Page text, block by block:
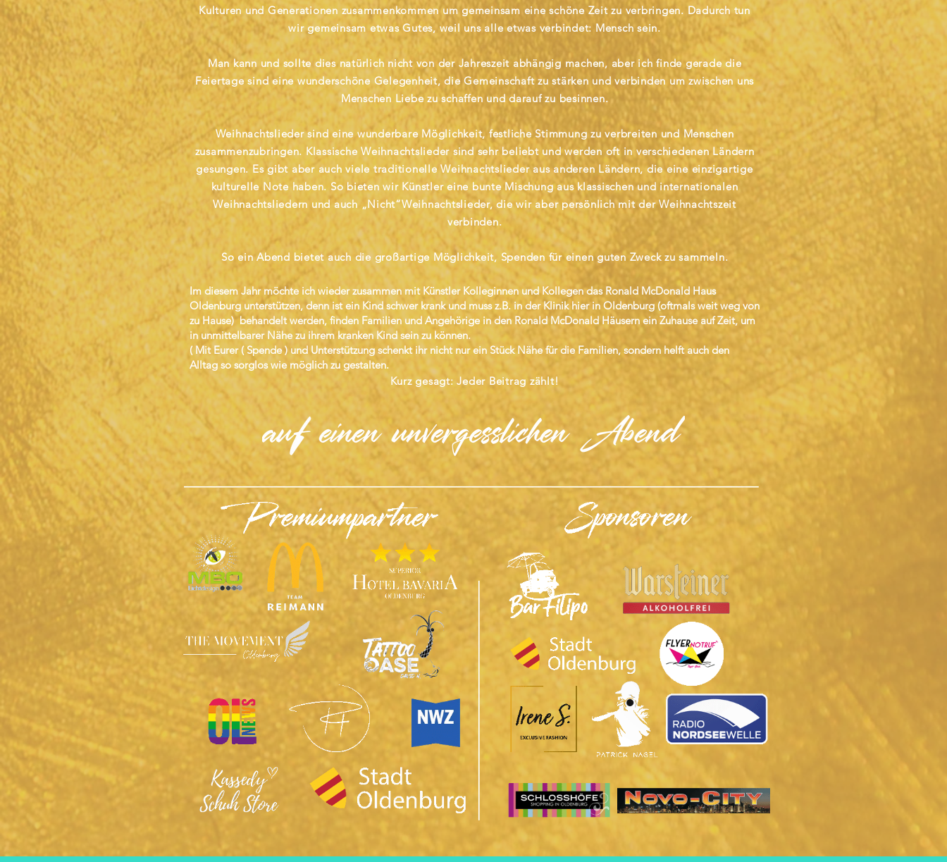
Kulturen und Generationen zusammenkommen um gemeinsam eine schöne Zeit zu verbringen. Dadurch tun
wir gemeinsam etwas Gutes, weil uns alle etwas verbindet: Mensch sein.
Man kann und sollte dies natürlich nicht von der Jahreszeit abhängig machen, aber ich finde gerade die
Feiertage sind eine wunderschöne Gelegenheit, die Gemeinschaft zu stärken und verbinden um zwischen uns
Menschen Liebe zu schaffen und darauf zu besinnen.
Weihnachtslieder sind eine wunderbare Möglichkeit, festliche Stimmung zu verbreiten und Menschen
zusammenzubringen. Klassische Weihnachtslieder sind sehr beliebt und werden oft in verschiedenen Ländern
gesungen. Es gibt aber auch viele traditionelle Weihnachtslieder aus anderen Ländern, die eine einzigartige
kulturelle Note haben. So bieten wir Künstler eine bunte Mischung aus klassischen und internationalen
Weihnachtsliedern und auch „Nicht“Weihnachtslieder, die wir aber persönlich mit der Weihnachtszeit
verbinden.
So ein Abend bietet auch die großartige Möglichkeit, Spenden für einen guten Zweck zu sammeln.
Im diesem Jahr möchte ich wieder zusammen mit Künstler Kolleginnen und Kollegen das Ronald McDonald Haus
Oldenburg unterstützen, denn ist ein Kind schwer krank und muss z.B. in der Klinik hier in Oldenburg (oftmals weit weg von
zu Hause) behandelt werden, finden Familien und Angehörige in den Ronald McDonald Häusern ein Zuhause auf Zeit, um
in unmittelbarer Nähe zu ihrem kranken Kind sein zu können.
( Mit Eurer ( Spende ) und Unterstützung schenkt ihr nicht nur ein Stück Nähe für die Familien, sondern helft auch den
Alltag so sorglos wie möglich zu gestalten.
Kurz gesagt: Jeder Beitrag zählt!